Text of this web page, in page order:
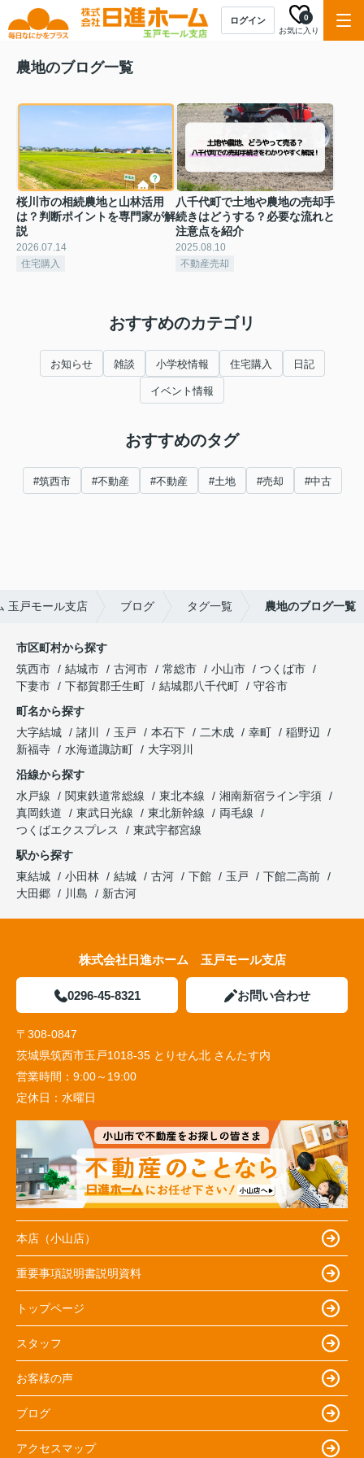
ログイン
お気に入り
0
農地のブログ一覧
桜川市の相続農地と山林活用
は？判断ポイントを専門家が解
説
2026.07.14
住宅購入
八千代町で土地や農地の売却手
続きはどうする？必要な流れと
注意点を紹介
2025.08.10
不動産売却
おすすめのカテゴリ
お知らせ 雑談 小学校情報 住宅購入 日記
イベント情報
おすすめのタグ
#筑西市 #不動産 #不動産 #土地 #売却 #中古
玉戸モール支店 ブログ タグ一覧 農地のブログ一覧
市区町村から探す
筑西市
結城市 古河市 常総市 小山市
つくば市
下妻市
下都賀郡壬生町 結城郡八千代町
守谷市
町名から探す
大字結城
諸川 玉戸 本石下 二木成 幸町
稲野辺
新福寺
水海道諏訪町
大字羽川
沿線から探す
水戸線
関東鉄道常総線 東北本線
湘南新宿ライン宇須
真岡鉄道
東武日光線 東北新幹線
両毛線
つくばエクスプレス
東武宇都宮線
駅から探す
東結城
小田林 結城 古河 下館 玉戸
下館二高前
大田郷
川島 新古河
株式会社日進ホーム 玉戸モール支店
0296-45-8321 お問い合わせ
〒308-0847
茨城県筑西市玉戸1018-35 とりせん北 さんたす内
営業時間： 9:00～19:00
定休日： 水曜日
本店（小山店）
重要事項説明書説明資料
トップページ
スタッフ
お客様の声
ブログ
アクセスマップ